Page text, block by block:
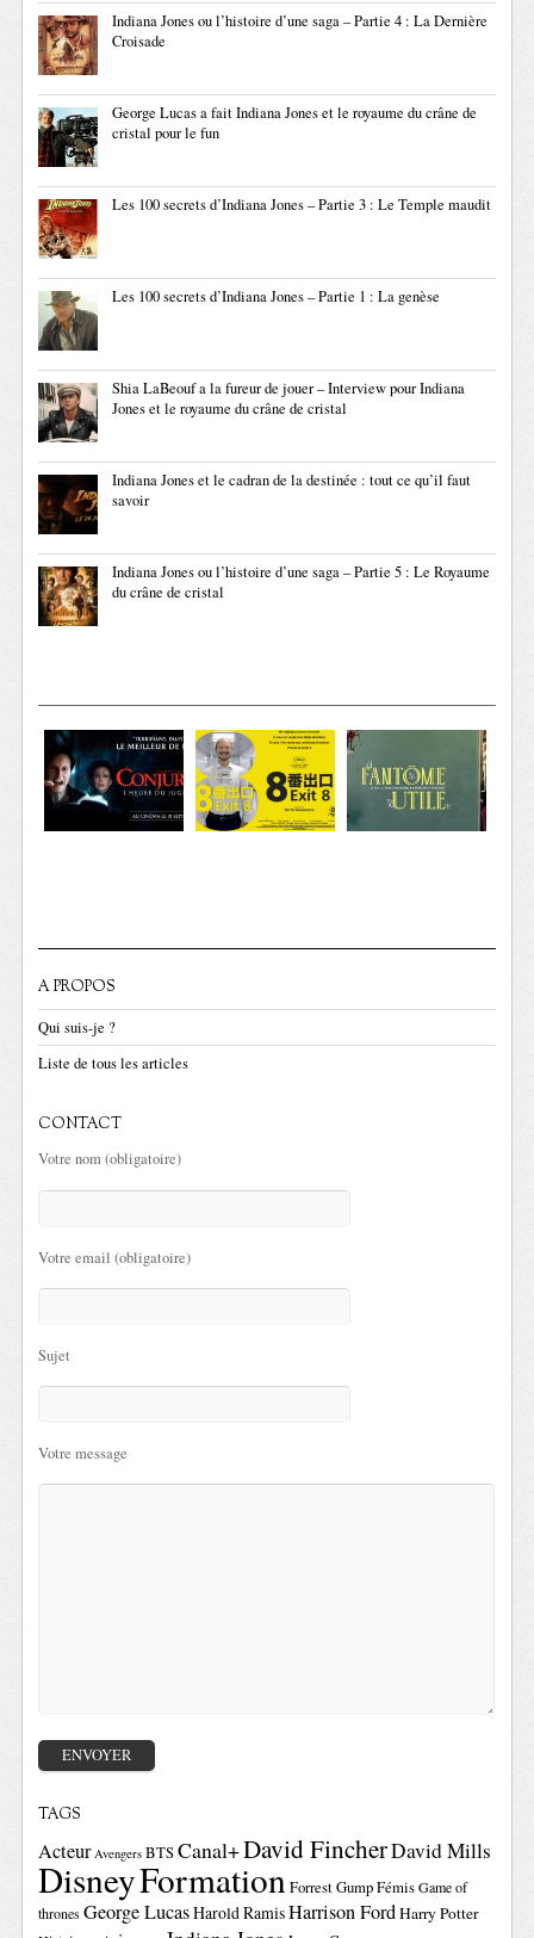
Indiana Jones ou l’histoire d’une saga – Partie 4 : La Dernière
Croisade
George Lucas a fait Indiana Jones et le royaume du crâne de
cristal pour le fun
Les 100 secrets d’Indiana Jones – Partie 3 : Le Temple maudit
Les 100 secrets d’Indiana Jones – Partie 1 : La genèse
Shia LaBeouf a la fureur de jouer – Interview pour Indiana
Jones et le royaume du crâne de cristal
Indiana Jones et le cadran de la destinée : tout ce qu’il faut
savoir
Indiana Jones ou l’histoire d’une saga – Partie 5 : Le Royaume
du crâne de cristal
A PROPOS
Qui suis-je ?
Liste de tous les articles
CONTACT
Votre nom (obligatoire)
Votre email (obligatoire)
Sujet
Votre message
TAGS
Acteur Avengers BTSCanal+David FincherDavid Mills
DisneyFormationForrest GumpFémis Game of
thrones George LucasHarold RamisHarrison FordHarry Potter